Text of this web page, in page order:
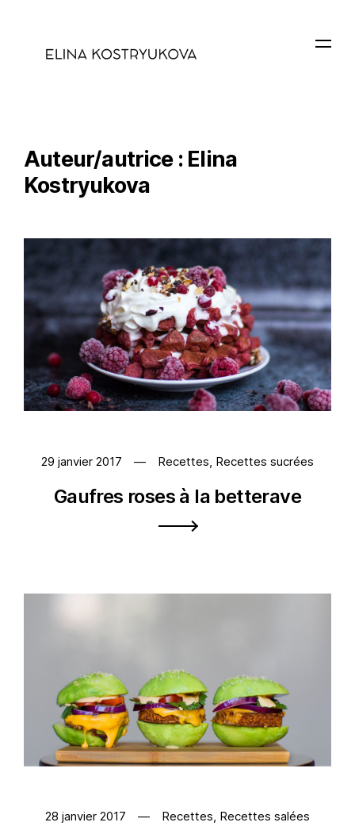
Auteur/autrice : Elina
Kostryukova
29 janvier 2017 Recettes Recettes sucrées
Gaufres roses à la betterave
28 janvier 2017 Recettes, Recettes salées